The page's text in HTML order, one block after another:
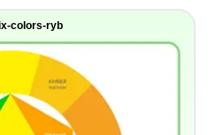
colors-ryb